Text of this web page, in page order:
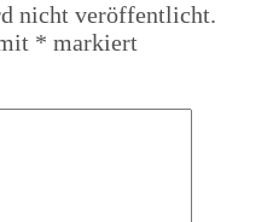
nicht veröffentlicht.
* markiert